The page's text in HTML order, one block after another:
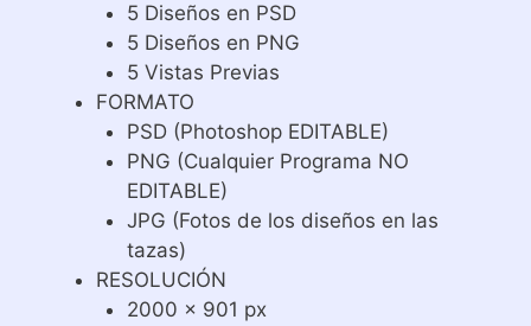
5 Diseños en PSD
5 Diseños en PNG
5 Vistas Previas
FORMATO
PSD (Photoshop EDITABLE)
PNG (Cualquier Programa NO
EDITABLE)
JPG (Fotos de los diseños en las
tazas)
RESOLUCIÓN
2000 x 901 px